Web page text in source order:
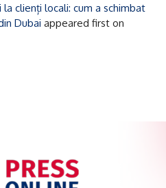
clienți locali: cum a schimbat
Dubai appeared first on